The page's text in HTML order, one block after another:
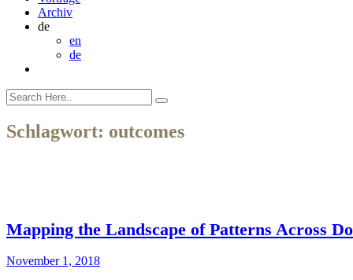
Archiv
de
en
de
Schlagwort: outcomes
Mapping the Landscape of Patterns Across
November 1, 2018